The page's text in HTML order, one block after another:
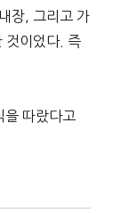
장, 그리고 가
것이었다. 즉
을 따랐다고